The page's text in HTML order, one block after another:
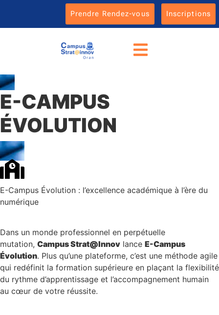
Inscriptions
Prendre Rendez-vous
E-CAMPUS
ÉVOLUTION
E-Campus Évolution : l’excellence académique à l’ère du
numérique
Dans un monde professionnel en perpétuelle
mutation, Campus Strat@Innov lance E-Campus
Évolution. Plus qu’une plateforme, c’est une méthode agile
qui redéfinit la formation supérieure en plaçant la flexibilité
du rythme d’apprentissage et l’accompagnement humain
au cœur de votre réussite.